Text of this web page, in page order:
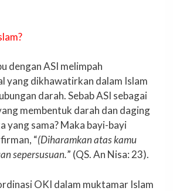
dengan ASI melimpah
yang dikhawatirkan dalam Islam
darah. Sebab ASI sebagai
membentuk darah dan daging
yang sama? Maka bayi-bayi
“(Diharamkan atas kamu
sepersusuan.” (QS. An Nisa: 23).
OKI dalam muktamar Islam